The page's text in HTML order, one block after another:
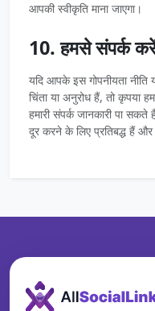
आपकी स्वीकृति माना जाएगा।
10. हमसे संपर्क
यदि आपके इस गोपनीयता नीति
चिंता या अनुरोध हैं, तो कृपया
हमारी संपर्क जानकारी पा
दूर करने के लिए प्रतिबद्ध हैं